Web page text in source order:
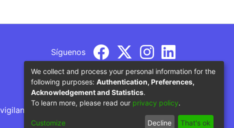
Síguenos
por parte del Ministerio de Educación
We collect and process your personal information for the
following purposes: Authentication, Preferences,
Acknowledgement and Statistics.
To learn more, please read our privacy policy.
Customize Decline That's ok